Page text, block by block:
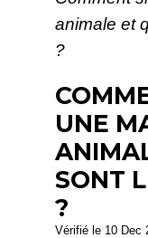
animale et
?
UNE
SONT
?
Vérifié le 10 Dec